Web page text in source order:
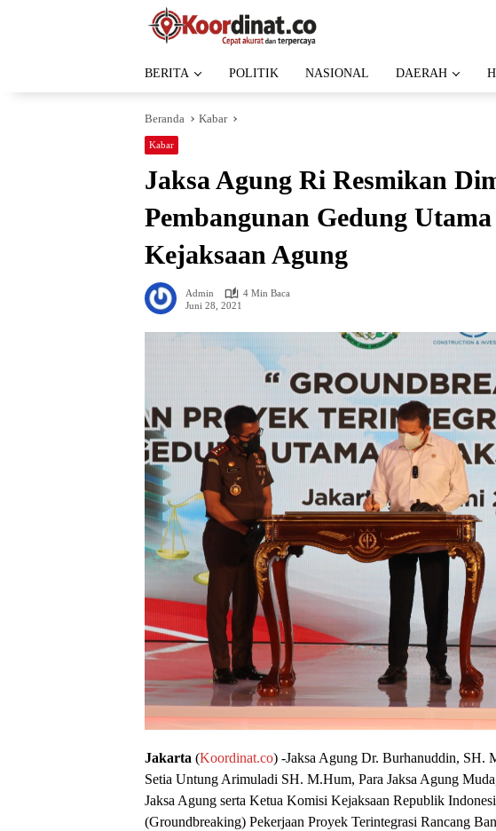
BERITA POLITIK NASIONAL DAERAH
Beranda Kabar
Kabar
Jaksa Agung Ri Resmikan
Pembangunan Gedung
Kejaksaan Agung
Admin
4 Min Baca
Juni 28, 2021
Jakarta (Koordinat.co) -Jaksa Agung Dr. Burhanuddin, SH.
Setia Untung Arimuladi SH. M.Hum, Para Jaksa Agung
Jaksa Agung serta Ketua Komisi Kejaksaan Republik
(Groundbreaking) Pekerjaan Proyek Terintegrasi Rancang